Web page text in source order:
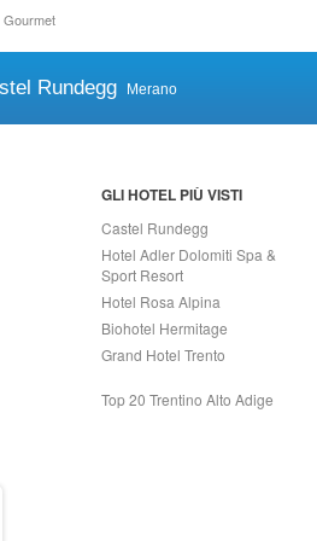
Gourmet
Rundegg Merano
GLI HOTEL PIÙ VISTI
Castel Rundegg
Hotel Adler Dolomiti Spa &
Sport Resort
Hotel Rosa Alpina
Biohotel Hermitage
Grand Hotel Trento
Top 20 Trentino Alto Adige